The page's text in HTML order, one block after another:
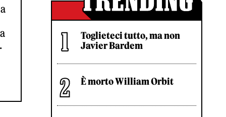
Toglieteci tutto, ma non
Javier Bardem
È morto William Orbit